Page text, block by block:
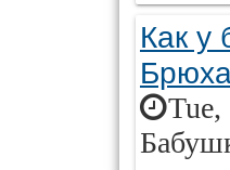
Как у
Tue,